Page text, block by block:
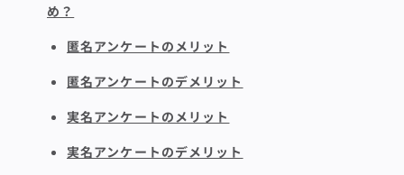
め？
匿名アンケートのメリット
匿名アンケートのデメリット
実名アンケートのメリット
実名アンケートのデメリット